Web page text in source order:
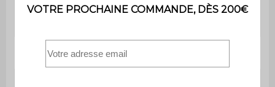
Poids max.
110 kg
Contient du bois